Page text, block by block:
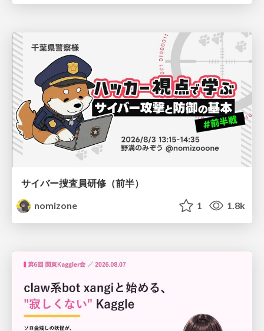
サイバー捜査員研修（前半）
nomizone
1 1.8k